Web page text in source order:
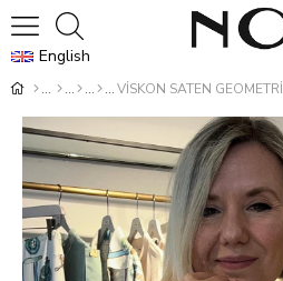
English
VİSKON SATEN